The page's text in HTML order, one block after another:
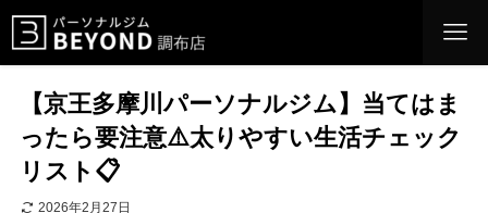
【京王多摩川パーソナルジム】当てはま
ったら要注意⚠️太りやすい生活チェック
リスト📋
2026年2月27日